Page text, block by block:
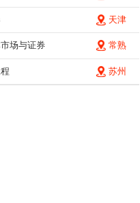
天津
场与证券 常熟
苏州